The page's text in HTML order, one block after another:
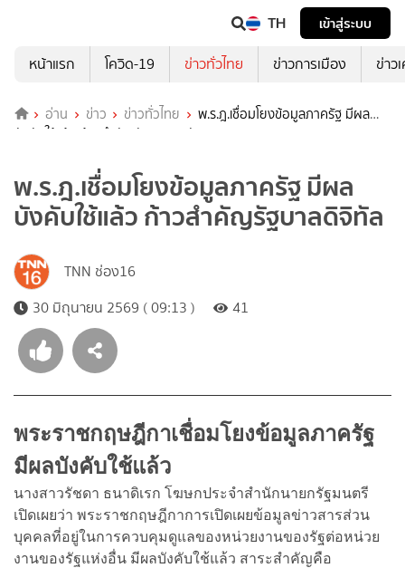
TH
เข้าสู่ระบบ
หน้าแรก
โควิด-19 ข่าวทั่วไทย ข่าวการเมือง ข่าว
อ่าน ข่าว ข่าวทั่วไทย
พ.ร.ฎ.เชื่อมโยงข้อมูลภาครัฐ มีผล
บังคับใช้แล้ว ก้าวสำคัญรัฐบาลดิจิทัล
พ.ร.ฎ.เชื่อมโยงข้อมูลภาครัฐ มีผล
บังคับใช้แล้ว ก้าวสำคัญรัฐบาลดิจิทัล
TNN ช่อง16
30 มิถุนายน 2569 ( 09:13 )
41
พระราชกฤษฎีกาเชื่อมโยงข้อมูลภาครัฐ
มีผลบังคับใช้แล้ว
นางสาวรัชดา ธนาดิเรก โฆษกประจำสำนักนายกรัฐมนตรี
เปิดเผยว่า พระราชกฤษฎีกาการเปิดเผยข้อมูลข่าวสารส่วน
บุคคลที่อยู่ในการควบคุมดูแลของหน่วยงานของรัฐต่อหน่วย
งานของรัฐแห่งอื่น มีผลบังคับใช้แล้ว สาระสำคัญคือ